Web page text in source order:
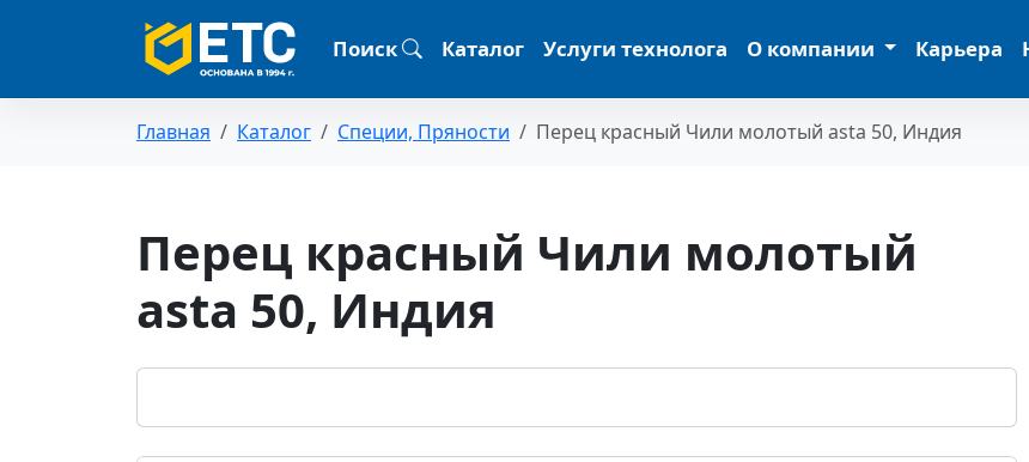
Поиск Каталог Услуги технолога О компании Карьера
Главная Каталог Специи, Пряности Перец красный Чили молотый asta 50, Индия
Перец красный Чили молотый
asta 50, Индия